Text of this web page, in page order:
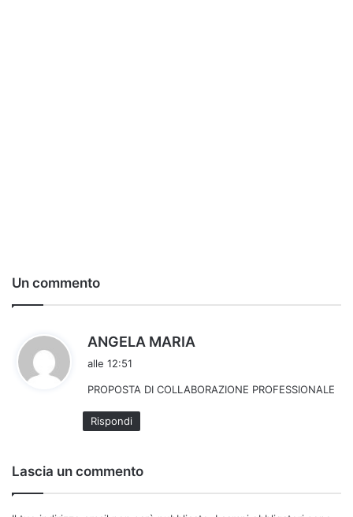
Un commento
ANGELA MARIA
e
alle 12:51
PROPOSTA DI COLLABORAZIONE PROFESSIONALE
Rispondi
Lascia un commento